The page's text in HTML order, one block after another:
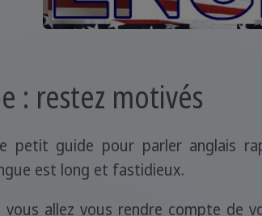
: restez motivés
petit guide pour parler anglais
est long et fastidieux.
allez vous rendre compte de